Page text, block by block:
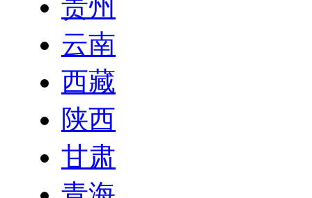
贵州
云南
西藏
陕西
甘肃